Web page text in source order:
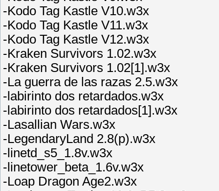
-Kodo Tag Kastle V10.w3x
-Kodo Tag Kastle V11.w3x
-Kodo Tag Kastle V12.w3x
-Kraken Survivors 1.02.w3x
-Kraken Survivors 1.02[1].w3x
-La guerra de las razas 2.5.w3x
-labirinto dos retardados.w3x
-labirinto dos retardados[1].w3x
-Lasallian Wars.w3x
-LegendaryLand 2.8(p).w3x
-linetd_s5_1.8v.w3x
-linetower_beta_1.6v.w3x
-Loap Dragon Age2.w3x